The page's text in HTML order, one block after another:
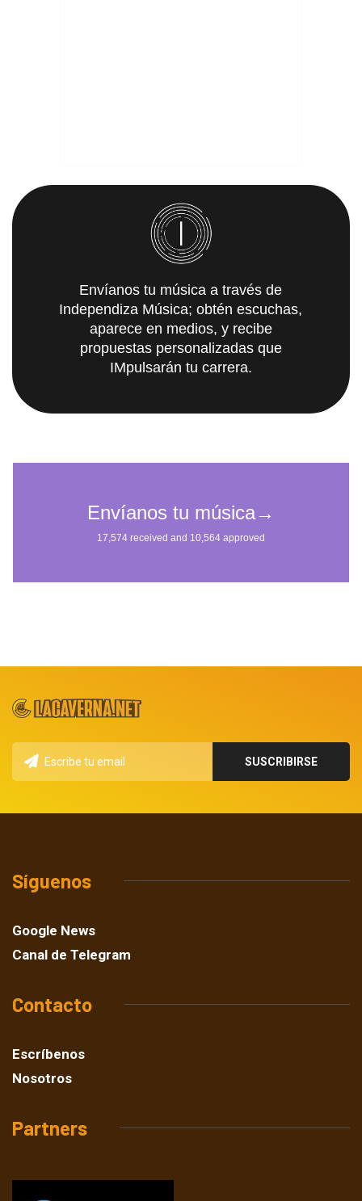
Envíanos tu música a través de
Independiza Música; obtén escuchas,
aparece en medios, y recibe
propuestas personalizadas que
IMpulsarán tu carrera.
Síguenos
Google News
Canal de Telegram
Contacto
Escríbenos
Nosotros
Partners